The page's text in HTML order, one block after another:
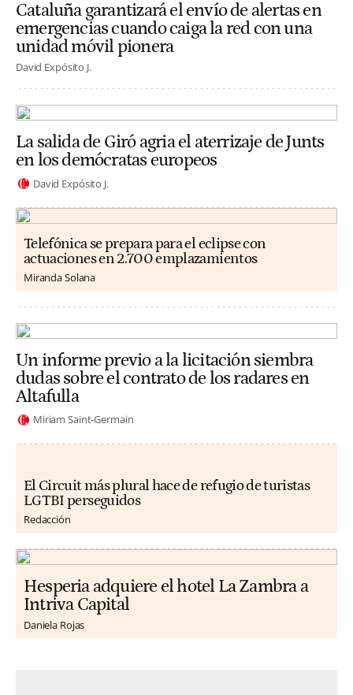
Cataluña garantizará el envío de alertas en
emergencias cuando caiga la red con una
unidad móvil pionera
David Expósito J.
La salida de Giró agria el aterrizaje de Junts
en los demócratas europeos
David Expósito J.
Telefónica se prepara para el eclipse con
actuaciones en 2.700 emplazamientos
Miranda Solana
Un informe previo a la licitación siembra
dudas sobre el contrato de los radares en
Altafulla
Miriam Saint-Germain
El Circuit más plural hace de refugio de turistas
LGTBI perseguidos
Redacción
Hesperia adquiere el hotel La Zambra a
Intriva Capital
Daniela Rojas